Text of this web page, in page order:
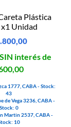
Plástica
x1 Unidad
interés de
1777, CABA - Stock:
43
de Vega 3236, CABA -
Stock: 0
Martin 2537, CABA -
10